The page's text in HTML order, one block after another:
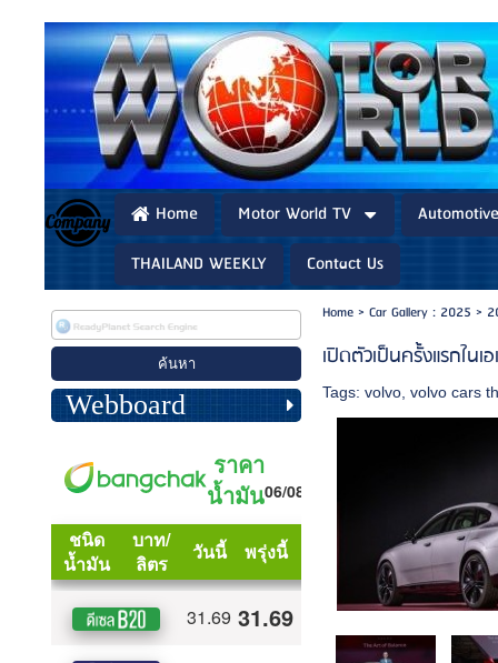
Home Motor World TV
THAILAND WEEKLY
Contact Us
Webboard
Home> Car Gallery : 2025 >
เปิดตัวเป็นครั้งแรกใน
Tags:volvo ,volvo cars